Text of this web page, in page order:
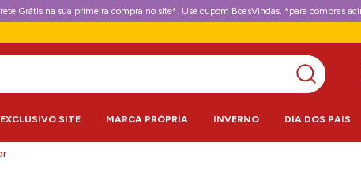
Grátis na sua primeira compra no site*. Use cupom BoasVindas. *para compras
SITE MARCA PRÓPRIA INVERNO DIA DOS PAIS